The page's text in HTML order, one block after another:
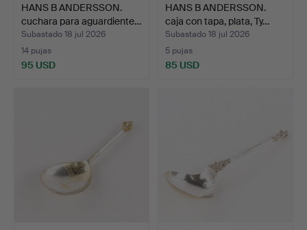
HANS B ANDERSSON.
cuchara para aguardiente…
Subastado 18 jul 2026
14 pujas
95 USD
HANS B ANDERSSON.
caja con tapa, plata, Ty…
Subastado 18 jul 2026
5 pujas
85 USD